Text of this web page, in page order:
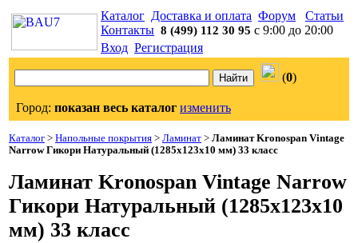
Каталог Доставка и оплата Форум
Статьи
Контакты 8 (499) 112 30 95 с 9:00 до 20:00
Вход Регистрация
(0)
Город: показан весь каталог изменить
Каталог > Напольные покрытия > Ламинат > Ламинат Kronospan Vintage
Narrow Гикори Натуральный (1285x123x10 мм) 33 класс
Ламинат Kronospan Vintage Narrow
Гикори Натуральный (1285x123x10
мм) 33 класс